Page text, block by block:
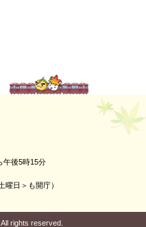
午後5時15分
曜日＞も開庁）
rights reserved.